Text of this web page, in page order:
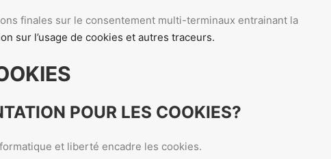
finales sur le consentement multi-terminaux entrainant la
sur l’usage de cookies et autres traceurs.
POUR LES COOKIES?
et liberté encadre les cookies.